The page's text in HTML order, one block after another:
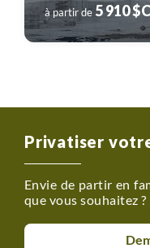
à partir de5 910
Privatiser
Envie de partir en
que vous souhaitez ?